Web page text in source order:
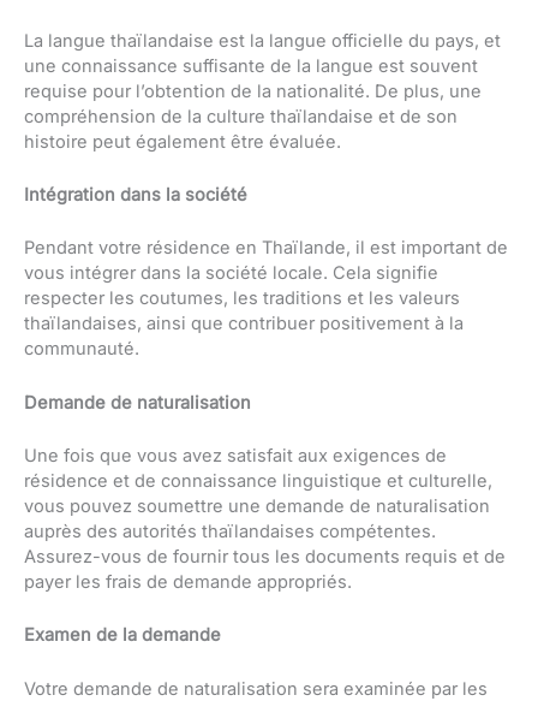
La langue thaïlandaise est la langue officielle du pays, et
une connaissance suffisante de la langue est souvent
requise pour l’obtention de la nationalité. De plus, une
compréhension de la culture thaïlandaise et de son
histoire peut également être évaluée.
Intégration dans la société
Pendant votre résidence en Thaïlande, il est important de
vous intégrer dans la société locale. Cela signifie
respecter les coutumes, les traditions et les valeurs
thaïlandaises, ainsi que contribuer positivement à la
communauté.
Demande de naturalisation
Une fois que vous avez satisfait aux exigences de
résidence et de connaissance linguistique et culturelle,
vous pouvez soumettre une demande de naturalisation
auprès des autorités thaïlandaises compétentes.
Assurez-vous de fournir tous les documents requis et de
payer les frais de demande appropriés.
Examen de la demande
Votre demande de naturalisation sera examinée par les